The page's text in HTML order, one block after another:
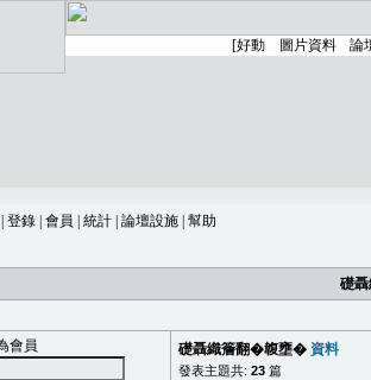
登錄 會員 統計 論壇設施 幫助
礎
會員
礎聶織簷翻�䪖壅� 資料
發表主題共: 23 篇